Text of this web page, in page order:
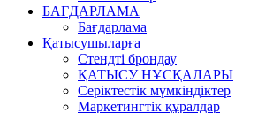
БАҒДАРЛАМА
Бағдарлама
Қатысушыларға
Стендті брондау
ҚАТЫСУ НҰСҚАЛАРЫ
Серіктестік мүмкіндіктер
Маркетингтік құралдар